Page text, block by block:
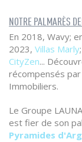
NOTRE PALMARÈS
En 2018, Wavy;
2023, Villas Marly
CityZen...
récompensés
Immobiliers.
Le Groupe
est fier de son
Pyramides